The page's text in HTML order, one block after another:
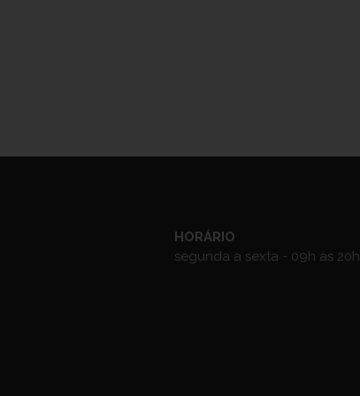
HORÁRIO
segunda a sexta - 09h às 20h